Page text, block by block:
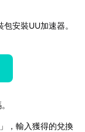
安裝UU加速器。
，輸入獲得的兌換